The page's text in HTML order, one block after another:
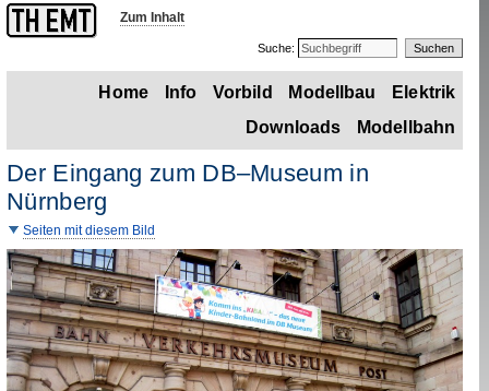
Zum Inhalt
Suche:
Home Info Vorbild Modellbau
Elektrik
Downloads
Modellbahn
Der Eingang zum DB–Museum in
Nürnberg
Seiten mit diesem Bild